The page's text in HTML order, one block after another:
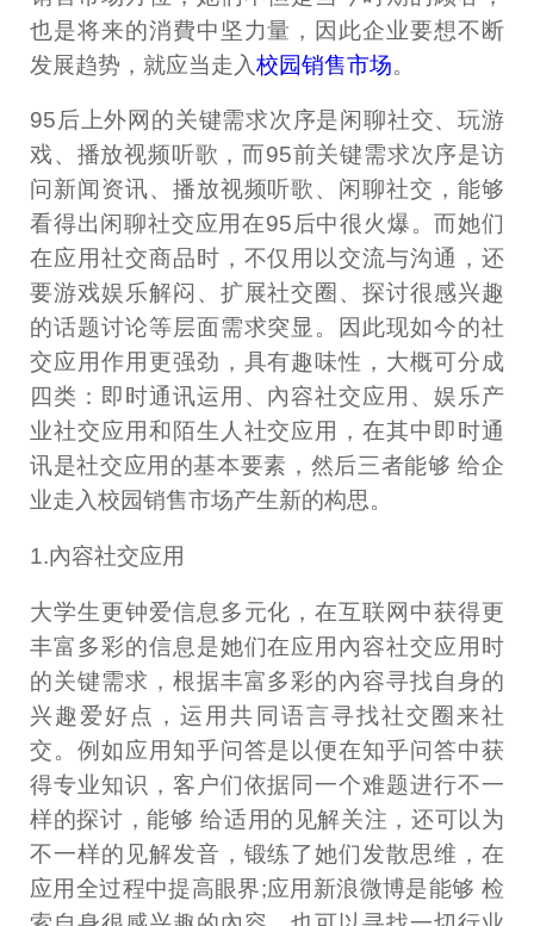
也是将来的消費中坚力量，因此企业要想不断
发展趋势，就应当走入校园销售市场。
95后上外网的关键需求次序是闲聊社交、玩游
戏、播放视频听歌，而95前关键需求次序是访
问新闻资讯、播放视频听歌、闲聊社交，能够
看得出闲聊社交应用在95后中很火爆。而她们
在应用社交商品时，不仅用以交流与沟通，还
要游戏娱乐解闷、扩展社交圈、探讨很感兴趣
的话题讨论等层面需求突显。因此现如今的社
交应用作用更强劲，具有趣味性，大概可分成
四类：即时通讯运用、內容社交应用、娱乐产
业社交应用和陌生人社交应用，在其中即时通
讯是社交应用的基本要素，然后三者能够 给企
业走入校园销售市场产生新的构思。
1.內容社交应用
大学生更钟爱信息多元化，在互联网中获得更
丰富多彩的信息是她们在应用內容社交应用时
的关键需求，根据丰富多彩的內容寻找自身的
兴趣爱好点，运用共同语言寻找社交圈来社
交。例如应用知乎问答是以便在知乎问答中获
得专业知识，客户们依据同一个难题进行不一
样的探讨，能够 给适用的见解关注，还可以为
不一样的见解发音，锻练了她们发散思维，在
应用全过程中提高眼界;应用新浪微博是能够 检